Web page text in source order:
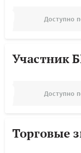
Доступно
Участник
Доступно
Торговые